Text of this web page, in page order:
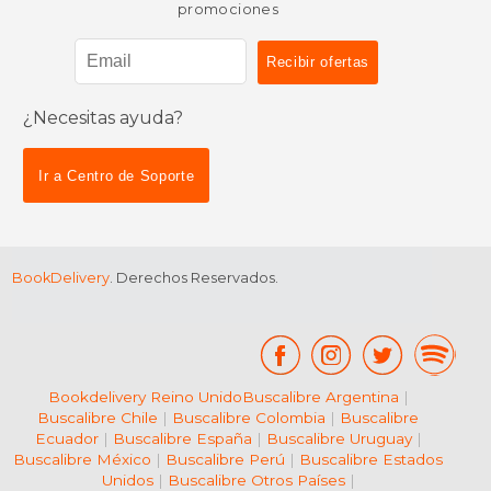
promociones
¿Necesitas ayuda?
Ir a Centro de Soporte
BookDelivery. Derechos Reservados.
Bookdelivery Reino UnidoBuscalibre Argentina |
Buscalibre Chile | Buscalibre Colombia | Buscalibre
Ecuador| Buscalibre España | Buscalibre Uruguay|
Buscalibre México | Buscalibre Perú | Buscalibre Estados
Unidos| Buscalibre Otros Países|